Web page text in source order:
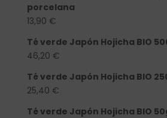
porcelana
13,90 €
Té verde Japón Hojicha BIO
46,20 €
Té verde Japón Hojicha BIO
25,40 €
Té verde Japón Hojicha BIO